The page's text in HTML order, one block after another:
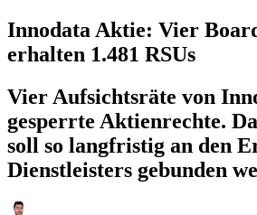
Innodata Aktie: Vier
erhalten 1.481 RSUs
Vier Aufsichtsräte von
gesperrte Aktienrechte.
soll so langfristig an den
Dienstleisters gebunden